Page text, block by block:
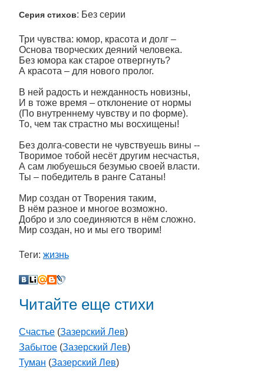
Серия стихов: Без серии
Три чувства: юмор, красота и долг –
Основа творческих деяний человека.
Без юмора как старое отвергнуть?
А красота – для нового пролог.
В ней радость и нежданность новизны,
И в тоже время – отклонение от нормы
(По внутреннему чувству и по форме).
То, чем так страстно мы восхищены!
Без долга-совести не чувствуешь вины --
Творимое тобой несёт другим несчастья,
А сам любуешься безумью своей власти.
Ты – победитель в ранге Сатаны!
Мир создан от Творения таким,
В нём разное и многое возможно.
Добро и зло соединяются в нём сложно.
Мир создан, но и мы его творим!
Теги: жизнь
Читайте еще стихи
Счастье (Зазерский Лев)
Забытое (Зазерский Лев)
Туман (Зазерский Лев)